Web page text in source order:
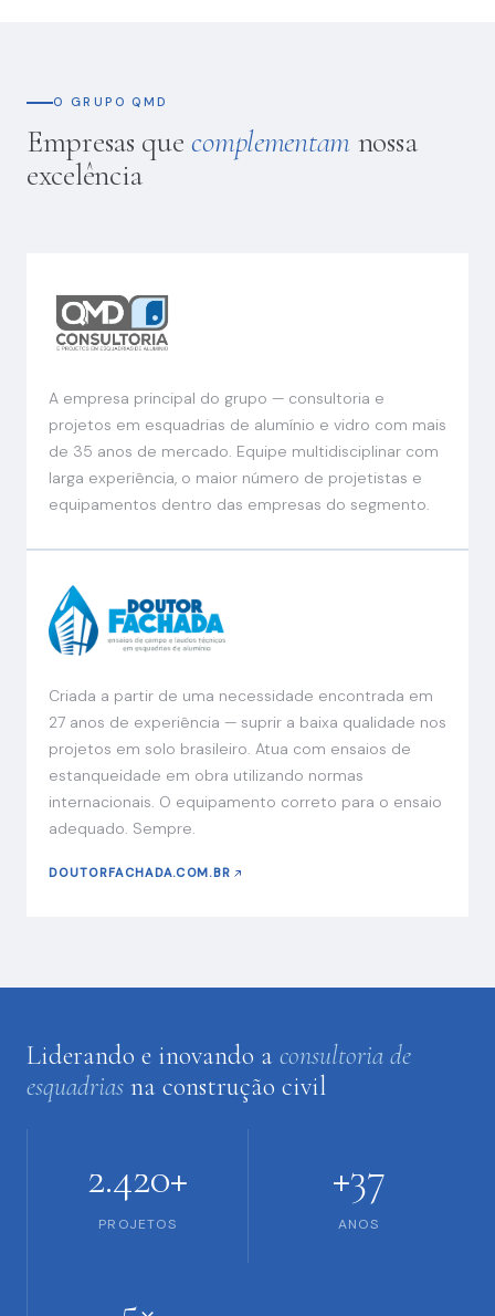
O GRUPO QMD
Empresas quecomplementam nossa
excelência
A empresa principal do grupo — consultoria e
projetos em esquadrias de alumínio e vidro com mais
de 35 anos de mercado. Equipe multidisciplinar com
larga experiência, o maior número de projetistas e
equipamentos dentro das empresas do segmento.
Criada a partir de uma necessidade encontrada em
27 anos de experiência — suprir a baixa qualidade nos
projetos em solo brasileiro. Atua com ensaios de
estanqueidade em obra utilizando normas
internacionais. O equipamento correto para o ensaio
adequado. Sempre.
DOUTORFACHADA.COM.BR
Liderando e inovando a consultoria de
esquadrias na construção civil
2.420+
PROJETOS
+37
ANOS